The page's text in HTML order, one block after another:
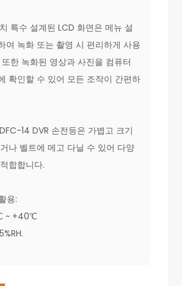
특수 설계된 LCD 화면은 메뉴 설
여 녹화 또는 촬영 시 편리하게 사용
한 녹화된 영상과 사진을 컴퓨터
확인할 수 있어 모든 조작이 간편하
14 DVR 손전등은 가볍고 크기
나 벨트에 메고 다닐 수 있어 다양
합합니다.
용:
~ +40℃